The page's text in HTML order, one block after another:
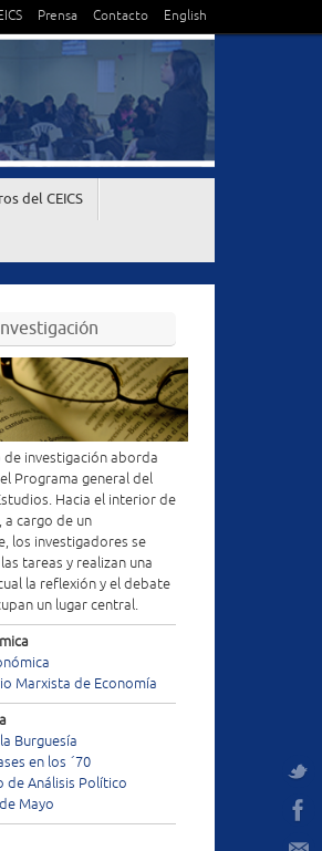
Prensa Contacto English
del CEICS
de investigación aborda
Programa general del
Hacia el interior de
a cargo de un
los investigadores se
tareas y realizan una
la reflexión y el debate
un lugar central.
Marxista de Economía
Burguesía
en los ´70
de Análisis Político
Mayo